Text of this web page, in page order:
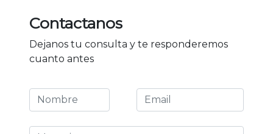
Contactanos
Dejanos tu consulta y te responderemos
cuanto antes